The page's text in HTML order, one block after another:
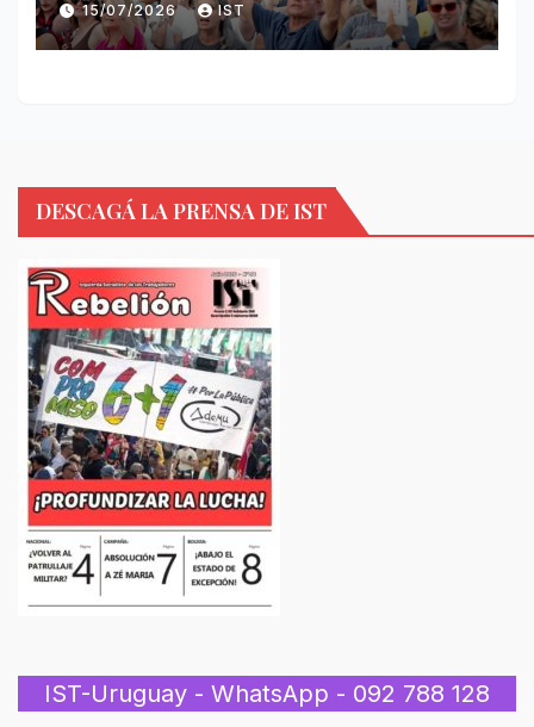
15/07/2026 IST
DESCAGÁ LA PRENSA DE IST
IST-Uruguay - WhatsApp - 092 788 128